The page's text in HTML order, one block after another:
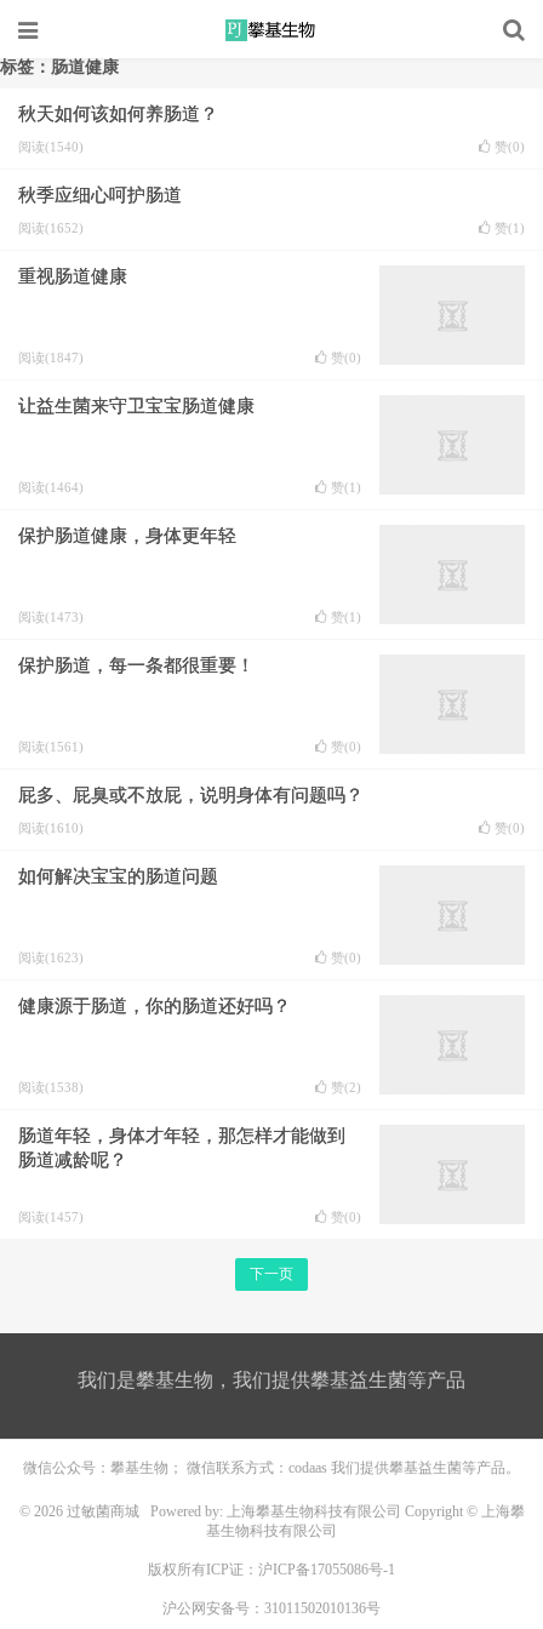
标签：肠道健康
秋天如何该如何养肠道？
阅读(1540) 赞(0)
秋季应细心呵护肠道
阅读(1652) 赞(1 )
重视肠道健康
阅读(1847) 赞(0)
让益生菌来守卫宝宝肠道健康
阅读(1464) 赞(1 )
保护肠道健康，身体更年轻
阅读(1473) 赞(1 )
保护肠道，每一条都很重要！
阅读(1561) 赞(0)
屁多、屁臭或不放屁，说明身体有问题吗？
阅读(1610) 赞(0)
如何解决宝宝的肠道问题
阅读(1623) 赞(0)
健康源于肠道，你的肠道还好吗？
阅读(1538) 赞(2)
肠道年轻，身体才年轻，那怎样才能做到
肠道减龄呢？
阅读(1457) 赞(0)
下一页
我们是攀基生物，我们提供攀基益生菌等产品
微信公众号：攀基生物； 微信联系方式：codaas 我们提供攀基益生菌等产品。
© 2026 过敏菌商城Powered by: 上海攀基生物科技有限公司 Copyright © 上海攀
基生物科技有限公司
版权所有ICP证： 沪ICP备17055086号-1
沪公网安备号：31011502010136号